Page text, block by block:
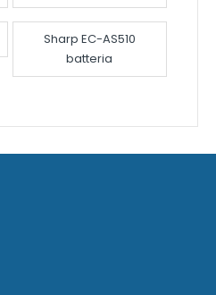
Sharp EC-AS510
batteria